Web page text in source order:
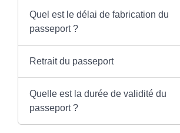
Quel est le délai de fabrication du
passeport ?
Retrait du passeport
Quelle est la durée de validité du
passeport ?